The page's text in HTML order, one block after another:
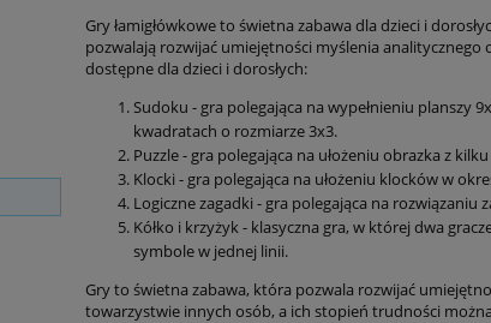
Gry łamigłówkowe to świetna zabawa dla dzieci i
pozwalają rozwijać umiejętności myślenia
dostępne dla dzieci i dorosłych:
Sudoku - gra polegająca na wypełnieniu planszy
kwadratach o rozmiarze 3x3.
Puzzle - gra polegająca na ułożeniu obrazka z
Klocki - gra polegająca na ułożeniu klocków w
Logiczne zagadki - gra polegająca na
Kółko i krzyżyk - klasyczna gra, w której dwa
symbole w jednej linii.
Gry to świetna zabawa, która pozwala rozwijać
towarzystwie innych osób, a ich stopień trudności